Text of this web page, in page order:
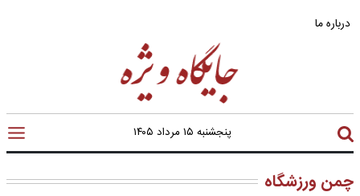
درباره ما
پنجشنبه ۱۵ مرداد ۱۴۰۵
چمن ورزشگاه